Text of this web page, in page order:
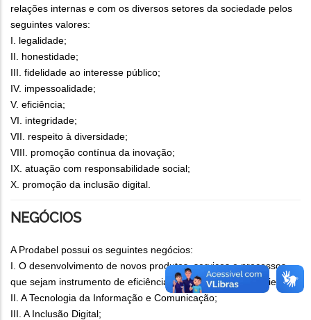
relações internas e com os diversos setores da sociedade pelos
seguintes valores:
I. legalidade;
II. honestidade;
III. fidelidade ao interesse público;
IV. impessoalidade;
V. eficiência;
VI. integridade;
VII. respeito à diversidade;
VIII. promoção contínua da inovação;
IX. atuação com responsabilidade social;
X. promoção da inclusão digital.
NEGÓCIOS
A Prodabel possui os seguintes negócios:
I. O desenvolvimento de novos produtos, serviços e processos
que sejam instrumento de eficiência e economia para os clientes;
II. A Tecnologia da Informação e Comunicação;
III. A Inclusão Digital;